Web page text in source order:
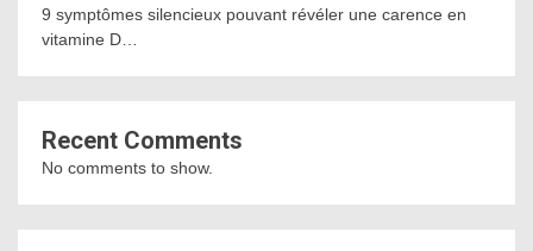
9 symptômes silencieux pouvant révéler une carence en
vitamine D…
Recent Comments
No comments to show.